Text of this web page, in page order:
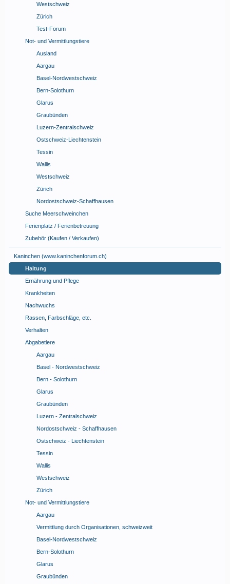
Westschweiz
Zürich
Test-Forum
Not- und Vermittlungstiere
Ausland
Aargau
Basel-Nordwestschweiz
Bern-Solothurn
Glarus
Graubünden
Luzern-Zentralschweiz
Ostschweiz-Liechtenstein
Tessin
Wallis
Westschweiz
Zürich
Nordostschweiz-Schaffhausen
Suche Meerschweinchen
Ferienplatz / Ferienbetreuung
Zubehör (Kaufen / Verkaufen)
Kaninchen (www.kaninchenforum.ch)
Haltung
Ernährung und Pflege
Krankheiten
Nachwuchs
Rassen, Farbschläge, etc.
Verhalten
Abgabetiere
Aargau
Basel - Nordwestschweiz
Bern - Solothurn
Glarus
Graubünden
Luzern - Zentralschweiz
Nordostschweiz - Schaffhausen
Ostschweiz - Liechtenstein
Tessin
Wallis
Westschweiz
Zürich
Not- und Vermittlungstiere
Aargau
Vermittlung durch Organisationen, schweizweit
Basel-Nordwestschweiz
Bern-Solothurn
Glarus
Graubünden